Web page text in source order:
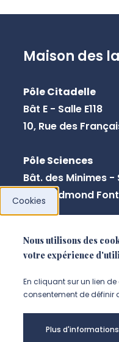
Maison des
Pôle Citadelle
Bât E - Salle E118
10, Rue des
Pôle Sciences
Bât. des Minimes -
2, rue Edmond
NOUS CONTACTER
Cookies
Nous utilisons des
votre expérience
En cliquant sur un lien
consentement de définir
Plus d'informations